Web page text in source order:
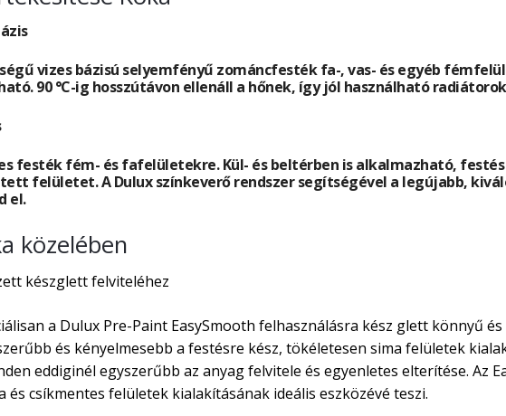
vizes bázisú selyemfényű zománcfesték fa-, vas- és egyéb
90 °C-ig hosszútávon ellenáll a hőnek, így jól használható
festék fém- és fafelületekre. Kül- és beltérben is alkalmazható,
felületet. A Dulux színkeverő rendszer segítségével a legújabb,
el.
közelében
készglett felviteléhez
a Dulux Pre-Paint EasySmooth felhasználásra kész glett könnyű
és kényelmesebb a festésre kész, tökéletesen sima felületek
eddiginél egyszerűbb az anyag felvitele és egyenletes elterítése. Az
csíkmentes felületek kialakításának ideális eszközévé teszi.